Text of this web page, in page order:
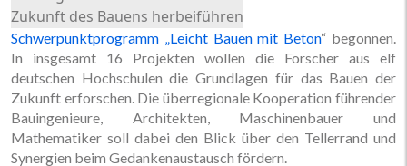
Zukunft des Bauens herbeiführen
Schwerpunktprogramm „Leicht Bauen mit Beton“ begonnen.
In insgesamt 16 Projekten wollen die Forscher aus elf
deutschen Hochschulen die Grundlagen für das Bauen der
Zukunft erforschen. Die überregionale Kooperation führender
Bauingenieure, Architekten, Maschinenbauer und
Mathematiker soll dabei den Blick über den Tellerrand und
Synergien beim Gedankenaustausch fördern.